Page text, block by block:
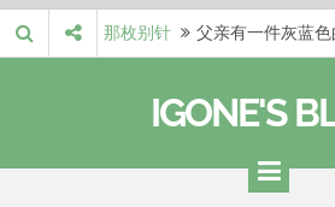
Skip
to
那枚别针
父亲有一件灰蓝
自己的生活和命…
梁冬 |…
梁冬：有一些人在
理，完成了一次彻…
梁冬 |…
梁冬：总还有那么
IGONE'S